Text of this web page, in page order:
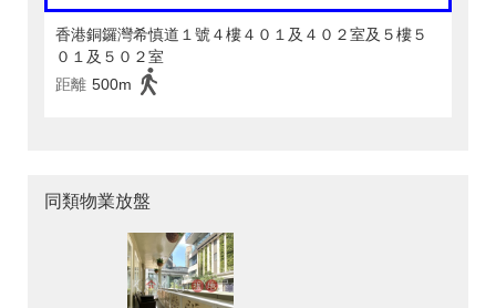
香港銅鑼灣希慎道１號４樓４０１及４０２室及５樓５
０１及５０２室
距離 500m
同類物業放盤